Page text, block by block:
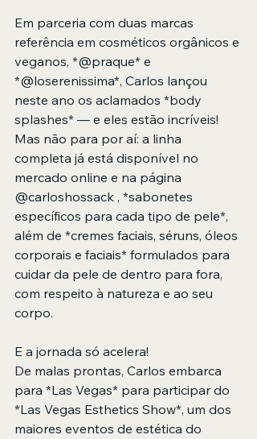
Em parceria com duas marcas
referência em cosméticos orgânicos e
veganos, *@praque* e
*@loserenissima*, Carlos lançou
neste ano os aclamados *body
splashes* — e eles estão incríveis!
Mas não para por aí: a linha
completa já está disponível no
mercado online e na página
@carloshossack , *sabonetes
específicos para cada tipo de pele*,
além de *cremes faciais, séruns, óleos
corporais e faciais* formulados para
cuidar da pele de dentro para fora,
com respeito à natureza e ao seu
corpo.
E a jornada só acelera!
De malas prontas, Carlos embarca
para *Las Vegas* para participar do
*Las Vegas Esthetics Show*, um dos
maiores eventos de estética do